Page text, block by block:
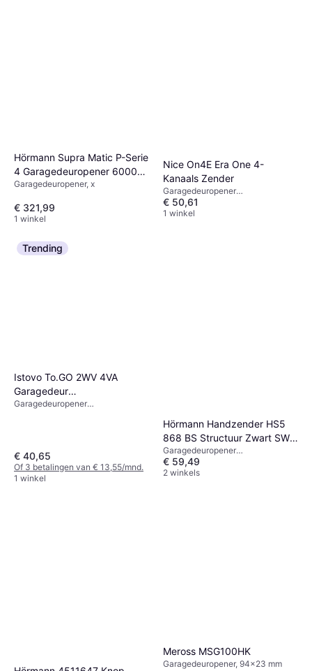
Hörmann Supra Matic P-Serie
4 Garagedeuropener 6000
mm
Garagedeuropener, x
€ 321,99
1 winkel
Nice On4E Era One 4-
Kanaals Zender
Garagedeuropener
afstandsbediening, x
€ 50,61
1 winkel
Trending
Istovo To.GO 2WV 4VA
Garagedeur
Afstandsbediening 5 Stuks
Garagedeuropener
€ 40,65
Of 3 betalingen van € 13,55/mnd.
1 winkel
Hörmann Handzender HS5
868 BS Structuur Zwart SW-
Eu
Garagedeuropener
afstandsbediening, x
€ 59,49
2 winkels
Meross MSG100HK
Garagedeuropener, 94x23 mm